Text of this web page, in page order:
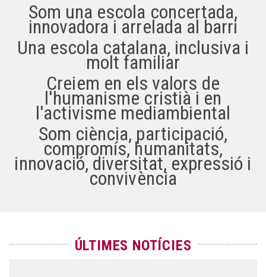
Som una escola concertada,
innovadora i arrelada al barri
Una escola catalana, inclusiva i
molt familiar
Creiem en els valors de
l'humanisme cristià i en
l'activisme mediambiental
Som ciència, participació,
compromís, humanitats,
innovació, diversitat, expressió i
convivència
ÚLTIMES NOTÍCIES